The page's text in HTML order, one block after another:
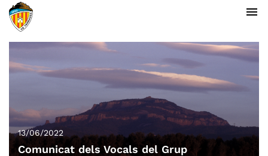
menu
13/06/2022
Comunicat dels Vocals del Grup